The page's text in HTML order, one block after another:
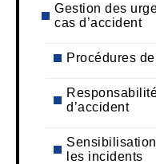
Gestion des
cas d’accident
Procédures
d’accident
les incidents